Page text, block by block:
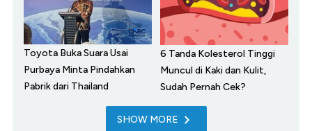
Toyota Buka Suara Usai
Purbaya Minta Pindahkan
Pabrik dari Thailand
6 Tanda Kolesterol Tinggi
Muncul di Kaki dan Kulit,
Sudah Pernah Cek?
SHOW MORE